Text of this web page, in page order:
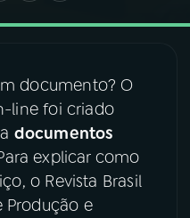
documento? O
line foi criado
documentos
explicar como
o Revista Brasil
e